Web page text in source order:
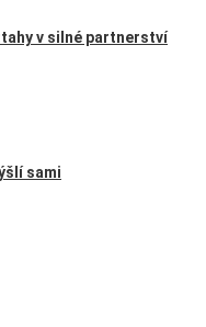
v silné partnerství
sami